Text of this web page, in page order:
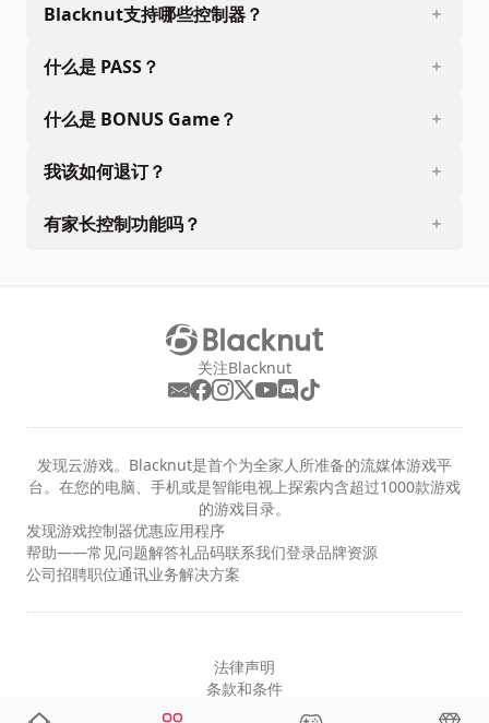
Blacknut支持哪些控制器？
什么是 PASS？
什么是 BONUS Game？
我该如何退订？
有家长控制功能吗？
关注Blacknut
发现云游戏。Blacknut是首个为全家人所准备的流媒体游戏平
台。在您的电脑、手机或是智能电视上探索内含超过1000款游戏
的游戏目录。
发现游戏控制器优惠应用程序
帮助——常见问题解答礼品码联系我们登录品牌资源
公司招聘职位通讯业务解决方案
法律声明
条款和条件